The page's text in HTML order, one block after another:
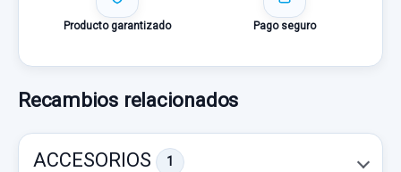
Producto garantizado Pago seguro
Recambios relacionados
ACCESORIOS 1